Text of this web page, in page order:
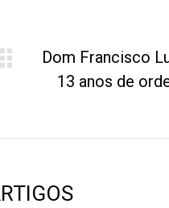
Próximo
post:
Dom Francisco
13 anos de